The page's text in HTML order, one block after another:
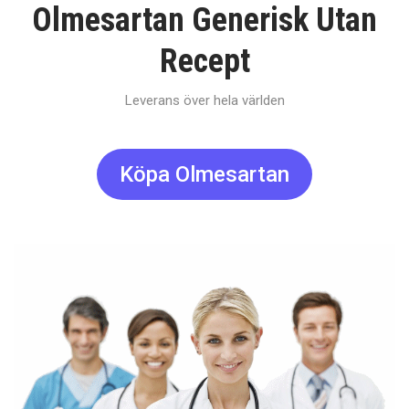
Olmesartan Generisk Utan
Recept
Leverans över hela världen
Köpa Olmesartan